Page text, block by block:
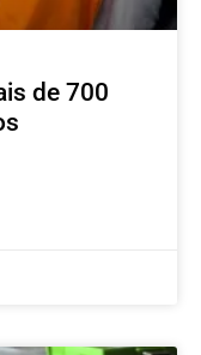
de 700